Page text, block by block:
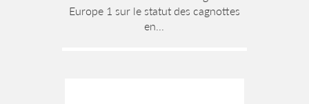
Europe 1 sur le statut des cagnottes
en...